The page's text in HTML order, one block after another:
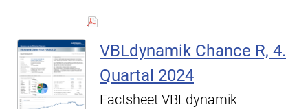
VBLdynamik Chance R, 4.
Quartal 2024
Factsheet VBLdynamik